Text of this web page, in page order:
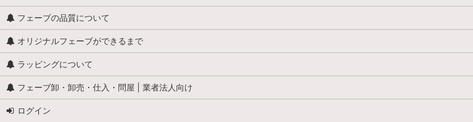
おやすみなさい、こども達 / くまのヌーヌー
怪物
学校
学者・発明家・詩人
カリメロ
フェーブの品質について
オリジナルフェーブができるまで
ラッピングについて
フェーブ卸・卸売・仕入・問屋 | 業者法人向け
ログイン